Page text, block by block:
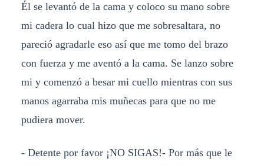
Él se levantó de la cama y coloco su mano sobre
mi cadera lo cual hizo que me sobresaltara, no
pareció agradarle eso así que me tomo del brazo
con fuerza y me aventó a la cama. Se lanzo sobre
mi y comenzó a besar mi cuello mientras con sus
manos agarraba mis muñecas para que no me
pudiera mover.
- Detente por favor ¡NO SIGAS!- Por más que le